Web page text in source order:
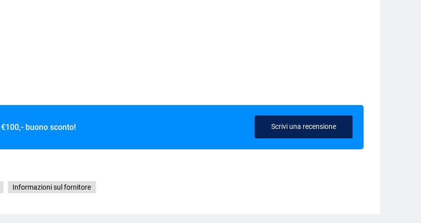
€100,- buono sconto! Scrivi una recensione
Informazioni sul fornitore